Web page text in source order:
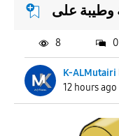
K-ALMutairi
12 hours ago
8 0